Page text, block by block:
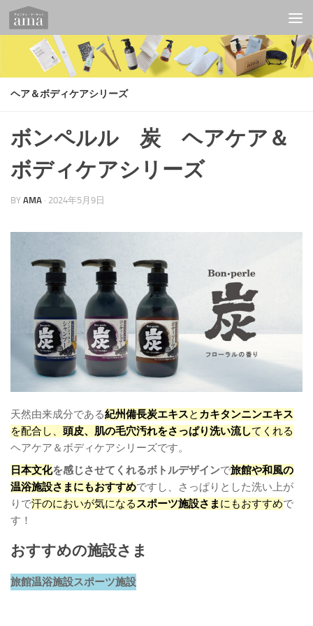
コンテンツへスキップ
ヘア＆ボディケアシリーズ
ボンペルル 炭 ヘアケア＆
ボディケアシリーズ
BY AMA · 2024年5月9日
天然由来成分である紀州備長炭エキスと カキタンニンエキス
を配合し、 頭皮、肌の毛穴汚れをさっぱり洗い流してくれる
ヘアケア＆ボディケアシリーズです。
日本文化を感じさせてくれるボトルデザインで旅館や和風の
温浴施設さまにもおすすめですし、さっぱりとした洗い上が
りで汗のにおいが気になるスポーツ施設さまにもおすすめで
す！
おすすめの施設さま
旅館温浴施設スポーツ施設